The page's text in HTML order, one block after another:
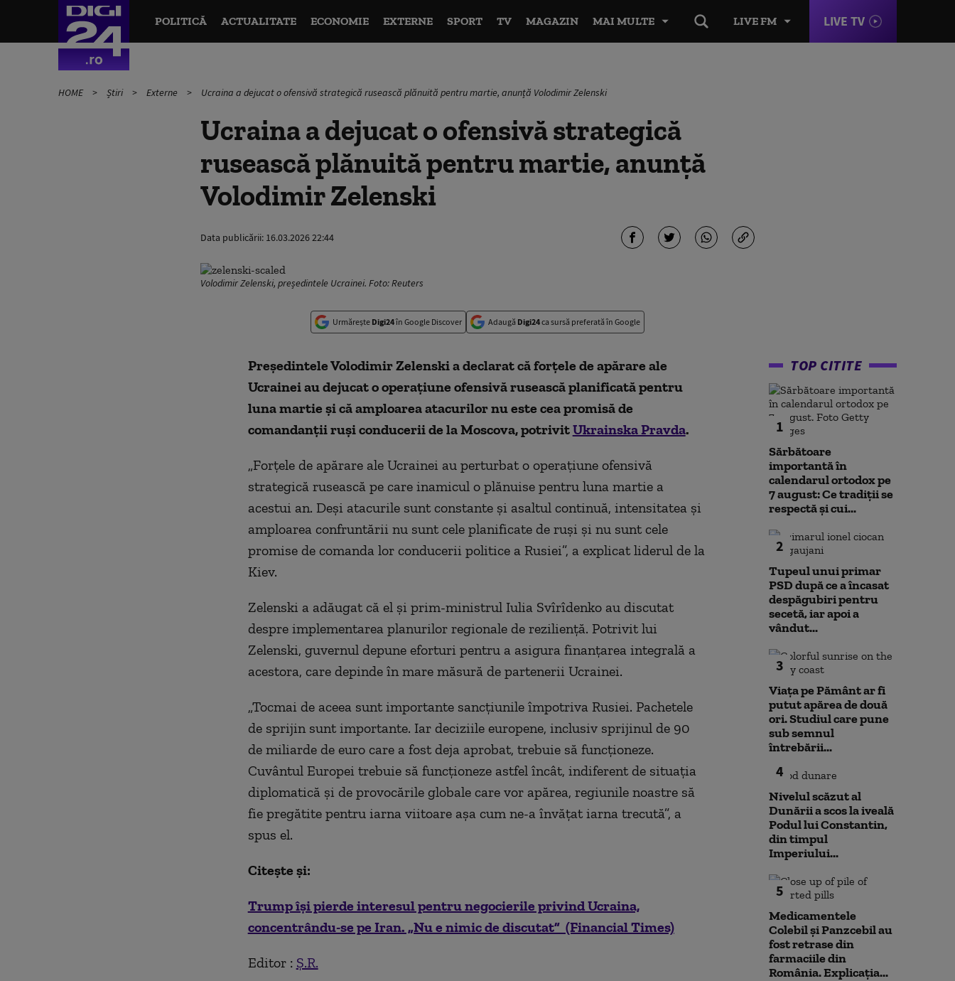
LIVE FM LIVE TV
POLITICĂ ACTUALITATE ECONOMIE EXTERNE SPORT TV MAGAZIN MAI MULTE
HOME Știri Externe Ucraina a dejucat o ofensivă strategică rusească plănuită pentru martie, anunță Volodimir Zelenski
Ucraina a dejucat o ofensivă strategică
rusească plănuită pentru martie, anunță
Volodimir Zelenski
Data publicării: 16.03.2026 22:44
Volodimir Zelenski, președintele Ucrainei. Foto: Reuters
Urmărește Digi24în Google Discover Adaugă Digi24ca sursă preferată în Google
Președintele Volodimir Zelenski a declarat că forțele de apărare ale
Ucrainei au dejucat o operațiune ofensivă rusească planificată pentru
luna martie și că amploarea atacurilor nu este cea promisă de
comandanții ruși conducerii de la Moscova, potrivitUkrainska Pravda.
„Forțele de apărare ale Ucrainei au perturbat o operațiune ofensivă
strategică rusească pe care inamicul o plănuise pentru luna martie a
acestui an. Deși atacurile sunt constante și asaltul continuă, intensitatea și
amploarea confruntării nu sunt cele planificate de ruși și nu sunt cele
promise de comanda lor conducerii politice a Rusiei”, a explicat liderul de la
Kiev.
Zelenski a adăugat că el și prim-ministrul Iulia Svîrîdenko au discutat
despre implementarea planurilor regionale de reziliență. Potrivit lui
Zelenski, guvernul depune eforturi pentru a asigura finanțarea integrală a
acestora, care depinde în mare măsură de partenerii Ucrainei.
„Tocmai de aceea sunt importante sancțiunile împotriva Rusiei. Pachetele
de sprijin sunt importante. Iar deciziile europene, inclusiv sprijinul de 90
de miliarde de euro care a fost deja aprobat, trebuie să funcționeze.
Cuvântul Europei trebuie să funcționeze astfel încât, indiferent de situația
diplomatică și de provocările globale care vor apărea, regiunile noastre să
fie pregătite pentru iarna viitoare așa cum ne-a învățat iarna trecută”, a
spus el.
Citește și:
Trump își pierde interesul pentru negocierile privind Ucraina,
concentrându-se pe Iran. „Nu e nimic de discutat” (Financial Times)
Editor : Ș.R.
TOP CITITE
1
Sărbătoare
importantă în
calendarul ortodox pe
7 august: Ce tradiții se
respectă și cui...
2
Tupeul unui primar
PSD după ce a încasat
despăgubiri pentru
secetă, iar apoi a
vândut...
3
Viața pe Pământ ar fi
putut apărea de două
ori. Studiul care pune
sub semnul
întrebării...
4
Nivelul scăzut al
Dunării a scos la iveală
Podul lui Constantin,
din timpul
Imperiului...
5
Medicamentele
Colebil și Panzcebil au
fost retrase din
farmaciile din
România. Explicația...